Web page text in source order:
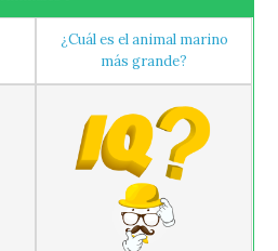
¿Cuál es el animal marino
más grande?